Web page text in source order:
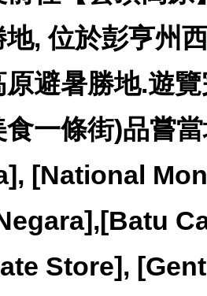
, 位於彭亨州
避暑勝地.遊
食一條街)品嘗
[National
Store],